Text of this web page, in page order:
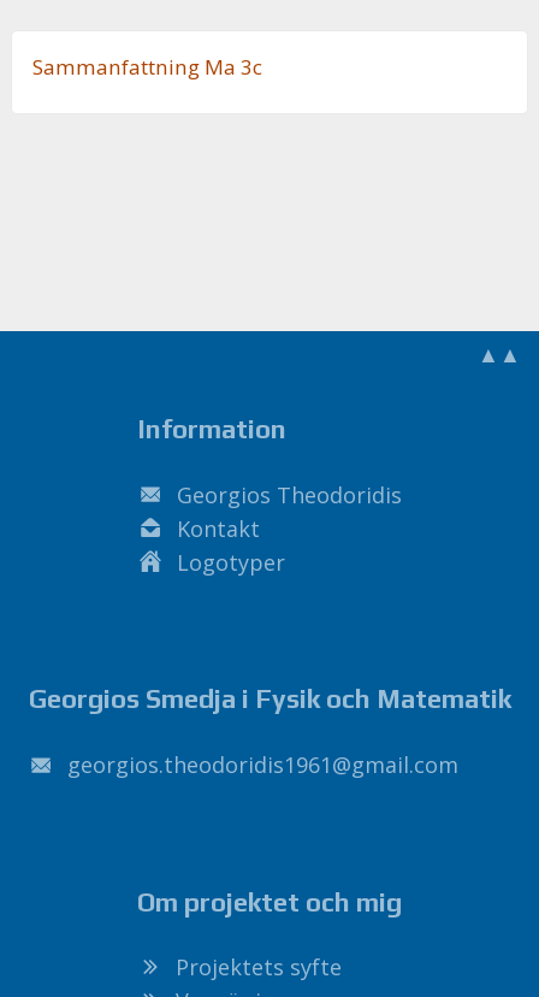
Sam­man­fatt­ning Ma 3c
▲▲
Information
Georgios Theodoridis
Kontakt
Logotyper
Georgios Smedja i Fysik och Matematik
moc
.
liamg
@
1691sidirodoeht.soigroeg
Om projektet och mig
Projektets syfte